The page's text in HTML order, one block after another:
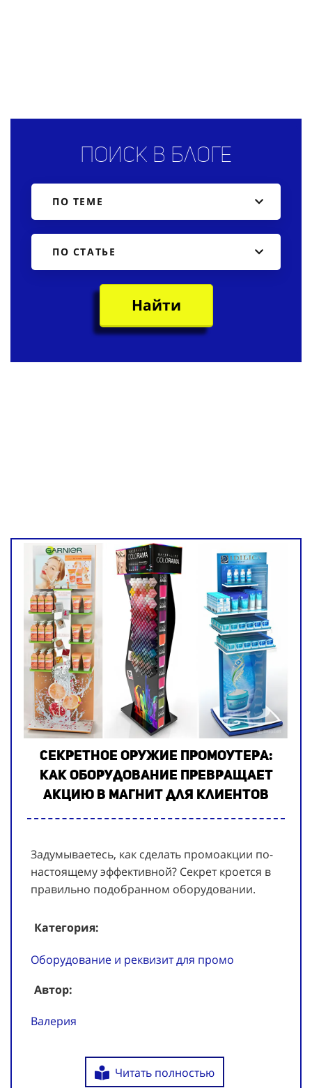
Поиск в блоге
ПО ТЕМЕ
ПО СТАТЬЕ
Найти
Секретное оружие промоутера:
как оборудование превращает
акцию в магнит для клиентов
Задумываетесь, как сделать промоакции по-
настоящему эффективной? Секрет кроется в
правильно подобранном оборудовании.
Категория:
Оборудование и реквизит для промо
Автор:
Валерия
Читать полностью